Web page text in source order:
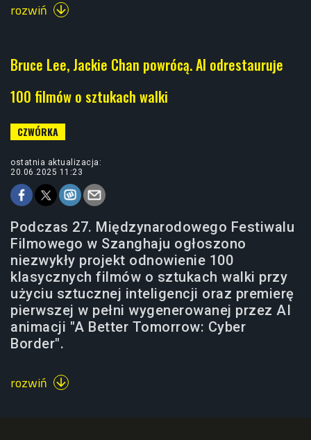
rozwiń 
Bruce Lee, Jackie Chan powrócą. AI odrestauruje
100 filmów o sztukach walki
ostatnia aktualizacja:
20.06.2025 11:23
Podczas 27. Międzynarodowego Festiwalu
Filmowego w Szanghaju ogłoszono
niezwykły projekt odnowienie 100
klasycznych filmów o sztukach walki przy
użyciu sztucznej inteligencji oraz premierę
pierwszej w pełni wygenerowanej przez AI
animacji "A Better Tomorrow: Cyber
Border".
rozwiń 